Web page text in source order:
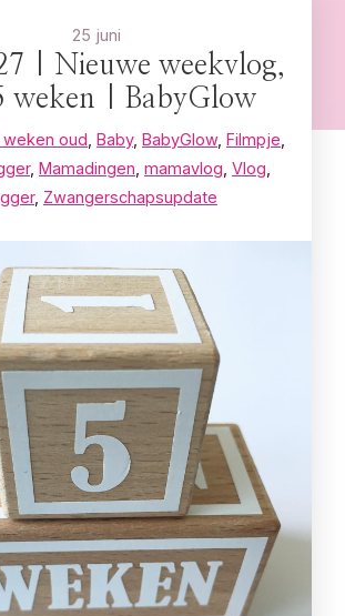
25 juni
| Nieuwe weekvlog,
weken | BabyGlow
weken oud Baby, BabyGlow, Filmpje
, Mamadingen mamavlog Vlog
, Zwangerschapsupdate